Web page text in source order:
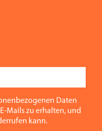
Daten
Mails zu erhalten, und
kann.